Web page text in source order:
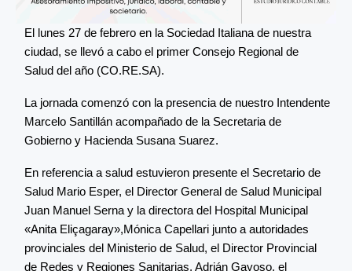
El lunes 27 de febrero en la Sociedad Italiana de nuestra
ciudad, se llevó a cabo el primer Consejo Regional de
Salud del año (CO.RE.SA).
La jornada comenzó con la presencia de nuestro Intendente
Marcelo Santillán acompañado de la Secretaria de
Gobierno y Hacienda Susana Suarez.
En referencia a salud estuvieron presente el Secretario de
Salud Mario Esper, el Director General de Salud Municipal
Juan Manuel Serna y la directora del Hospital Municipal
«Anita Eliçagaray»,Mónica Capellari junto a autoridades
provinciales del Ministerio de Salud, el Director Provincial
de Redes y Regiones Sanitarias, Adrián Gayoso, el